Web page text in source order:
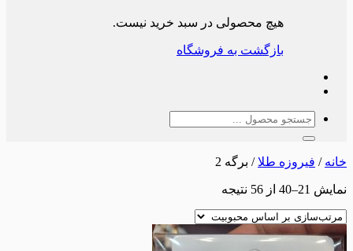
هیچ محصولی در سبد خرید نیست.
بازگشت به فروشگاه
جستجو
خانه / فیروزه طلا / برگه 2
نمایش 21–40 از 56 نتیجه
اساس
محبوبیت